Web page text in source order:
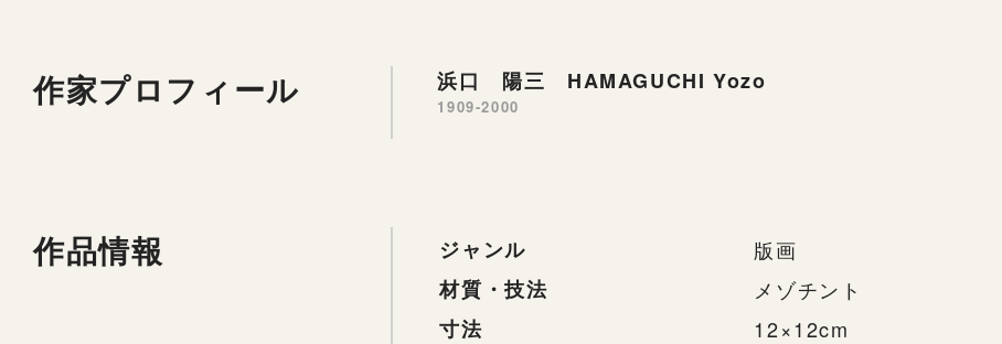
作家プロフィール 浜口 陽三 HAMAGUCHI Yozo
1909-2000
作品情報 ジャンル
版画
材質・技法
メゾチント
寸法
12×12cm